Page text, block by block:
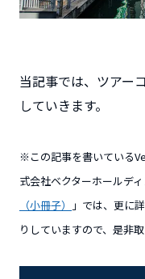
当記事では、ツアー
していきます。
※この記事を書いている
式会社ベクターホールデ
（小冊子）
」では、更に
りしていますので、是非